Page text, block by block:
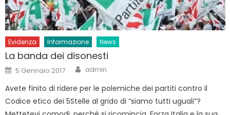
Evidenza Informazione News
La banda dei disonesti
Posted
on
5 Gennaio 2017 Author
admin
Avete finito di ridere per le polemiche dei partiti contro il
Codice etico dei 5Stelle al grido di “siamo tutti uguali”?